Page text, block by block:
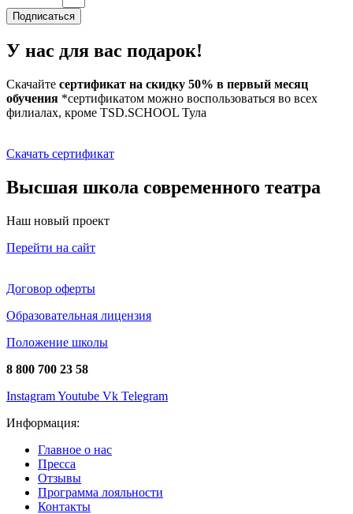
Подписаться
У нас для вас подарок!
Скачайте сертификат на скидку 50% в первый месяц
обучения *сертификатом можно воспользоваться во всех
филиалах, кроме TSD.SCHOOL Тула
Скачать сертификат
Высшая школа современного театра
Наш новый проект
Перейти на сайт
Договор оферты
Образовательная лицензия
Положение школы
8 800 700 23 58
InstagramYoutube Vk Telegram
Информация:
Главное о нас
Пресса
Отзывы
Программа лояльности
Контакты